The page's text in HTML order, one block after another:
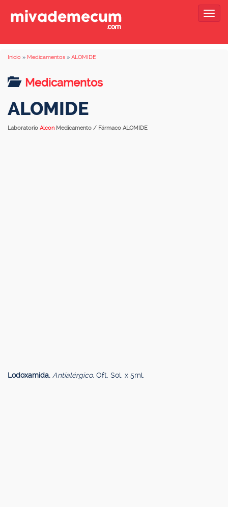
Inicio » Medicamentos » ALOMIDE
Medicamentos
ALOMIDE
Laboratorio Alcon Medicamento / Fármaco ALOMIDE
Lodoxamida. Antialérgico. Oft. Sol. x 5ml.